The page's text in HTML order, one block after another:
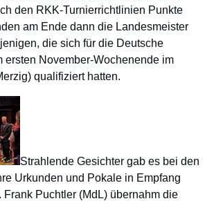
den RKK-Turnierrichtlinien Punkte
am Ende dann die Landesmeister
die sich für die Deutsche
ersten November-Wochenende im
qualifiziert hatten.
Strahlende Gesichter gab es bei den
Urkunden und Pokale in Empfang
Frank Puchtler (MdL) übernahm die